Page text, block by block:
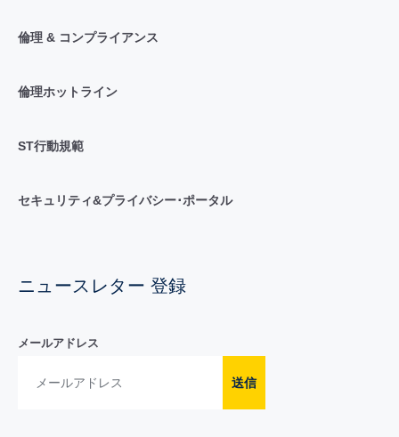
倫理 & コンプライアンス
倫理ホットライン
ST行動規範
セキュリティ&プライバシー･ポータル
ニュースレター 登録
メールアドレス
送信